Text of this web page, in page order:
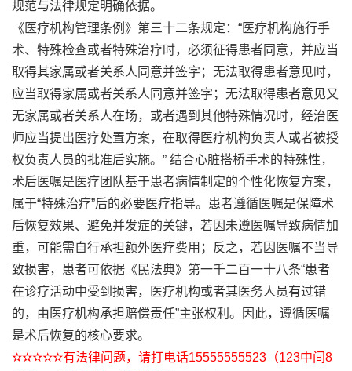
规范与法律规定明确依据。
《医疗机构管理条例》第三十二条规定：“医疗机构施行手
术、特殊检查或者特殊治疗时，必须征得患者同意，并应当
取得其家属或者关系人同意并签字；无法取得患者意见时，
应当取得家属或者关系人同意并签字；无法取得患者意见又
无家属或者关系人在场，或者遇到其他特殊情况时，经治医
师应当提出医疗处置方案，在取得医疗机构负责人或者被授
权负责人员的批准后实施。” 结合心脏搭桥手术的特殊性，
术后医嘱是医疗团队基于患者病情制定的个性化恢复方案，
属于“特殊治疗”后的必要医疗指导。患者遵循医嘱是保障术
后恢复效果、避免并发症的关键，若因未遵医嘱导致病情加
重，可能需自行承担额外医疗费用；反之，若因医嘱不当导
致损害，患者可依据《民法典》第一千二百一十八条“患者
在诊疗活动中受到损害，医疗机构或者其医务人员有过错
的，由医疗机构承担赔偿责任”主张权利。因此，遵循医嘱
是术后恢复的核心要求。
✫✫✫✫✫有法律问题，请打电话15555555523（123中间8